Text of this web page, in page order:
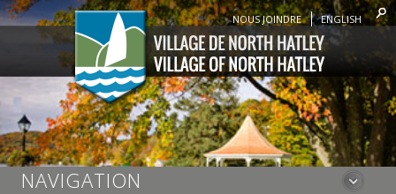
NOUS JOINDRE ENGLISH
NAVIGATION